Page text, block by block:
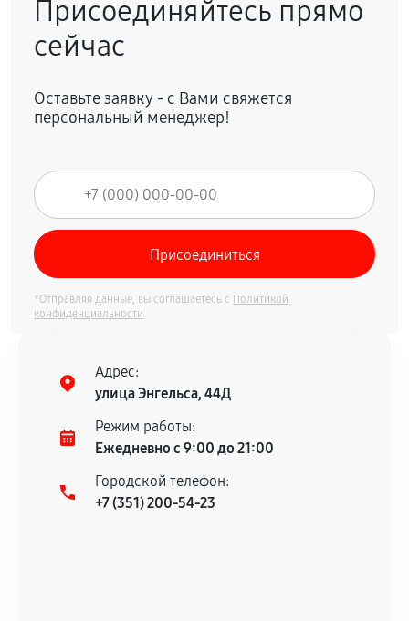
Присоединяйтесь прямо
сейчас
Оставьте заявку - с Вами свяжется
персональный менеджер!
*Отправляя данные, вы соглашаетесь с Политикой
конфиденциальности
Адрес:
улица Энгельса, 44Д
Режим работы:
Ежедневно с 9:00 до 21:00
Городской телефон:
+7 (351) 200-54-23